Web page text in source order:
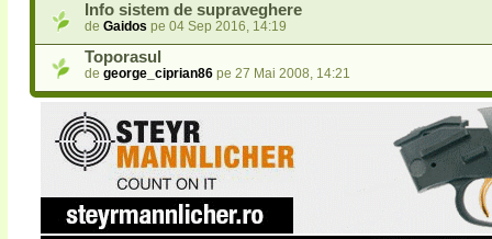
Info sistem de supraveghere
de Gaidos pe 04 Sep 2016, 14:19
Toporasul
de george_ciprian86 pe 27 Mai 2008, 14:21